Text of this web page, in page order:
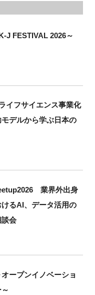
J FESTIVAL 2026～
イフサイエンス事業化
デルから学ぶ日本の
業界外出身
るAI、データ活用の
会
ープンイノベーショ